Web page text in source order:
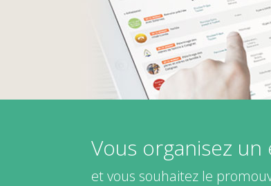
Vous organisez
et vous souhaitez le